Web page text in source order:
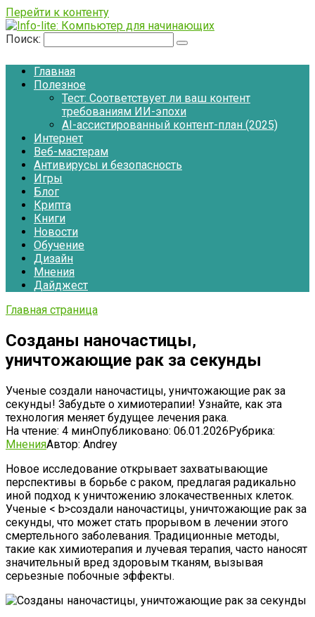
Перейти к контенту
Поиск:
Главная
Полезное
Тест: Соответствует ли ваш контент
требованиям ИИ-эпохи
AI-ассистированный контент-план (2025)
Интернет
Веб-мастерам
Антивирусы и безопасность
Игры
Блог
Крипта
Книги
Новости
Обучение
Дизайн
Мнения
Дайджест
Главная страница
Созданы наночастицы‚
уничтожающие рак за секунды
Ученые создали наночастицы, уничтожающие рак за
секунды! Забудьте о химиотерапии! Узнайте, как эта
технология меняет будущее лечения рака.
На чтение: 4 минОпубликовано: 06.01.2026Рубрика:
МненияАвтор: Andrey
Новое исследование открывает захватывающие
перспективы в борьбе с раком‚ предлагая радикально
иной подход к уничтожению злокачественных клеток.
Ученые < b>создали наночастицы‚ уничтожающие рак за
секунды‚ что может стать прорывом в лечении этого
смертельного заболевания. Традиционные методы‚
такие как химиотерапия и лучевая терапия‚ часто наносят
значительный вред здоровым тканям‚ вызывая
серьезные побочные эффекты.